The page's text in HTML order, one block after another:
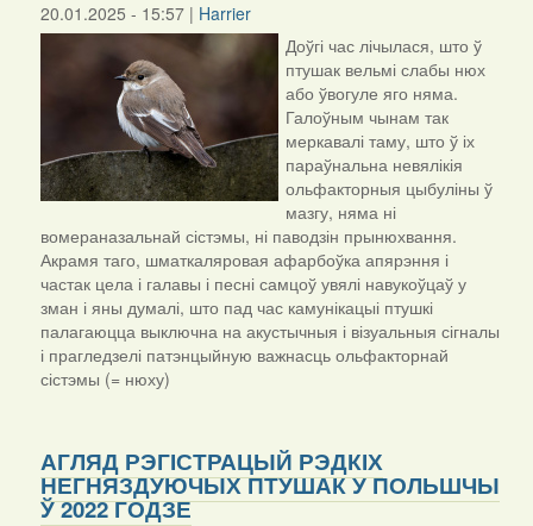
20.01.2025 - 15:57 | Harrier
Доўгі час лічылася, што ў
птушак вельмі слабы нюх
або ўвогуле яго няма.
Галоўным чынам так
меркавалі таму, што ў іх
параўнальна невялікія
ольфакторныя цыбуліны ў
мазгу, няма ні
вомераназальнай сістэмы, ні паводзін прынюхвання.
Акрамя таго, шматкаляровая афарбоўка апярэння і
частак цела і галавы і песні самцоў увялі навукоўцаў у
зман і яны думалі, што пад час камунікацыі птушкі
палагаюцца выключна на акустычныя і візуальныя сігналы
і прагледзелі патэнцыйную важнасць ольфакторнай
сістэмы (= нюху)
АГЛЯД РЭГІСТРАЦЫЙ РЭДКІХ
НЕГНЯЗДУЮЧЫХ ПТУШАК У ПОЛЬШЧЫ
Ў 2022 ГОДЗЕ